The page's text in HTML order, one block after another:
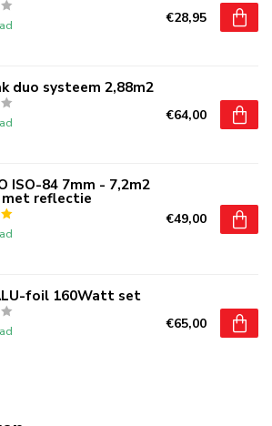
€28,95
duo systeem 2,88m2
€64,00
ISO-84 7mm - 7,2m2
reflectie
€49,00
foil 160Watt set
€65,00